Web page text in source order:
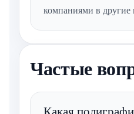
компаниями в другие
Частые